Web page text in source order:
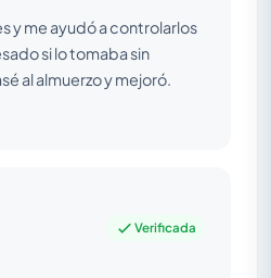
y me ayudó a controlarlos
si lo tomaba sin
al almuerzo y mejoró.
Verificada